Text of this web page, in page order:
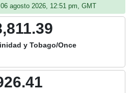
agosto 2026, 12:51 pm, GMT
y Tobago/Once